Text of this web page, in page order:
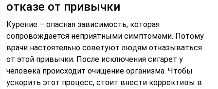
отказе от привычки
Курение – опасная зависимость, которая
сопровождается неприятными симптомами. Потому
врачи настоятельно советуют людям отказываться
от этой привычки. После исключения сигарет у
человека происходит очищение организма. Чтобы
ускорить этот процесс, стоит внести коррективы в